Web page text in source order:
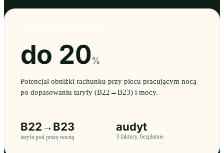
do 20%
Potencjał obniżki rachunku przy piecu pracującym nocą
po dopasowaniu taryfy (B22→B23) i mocy.
B22→B23
taryfa pod pracę nocną
audyt
3 faktury, bezpłatnie